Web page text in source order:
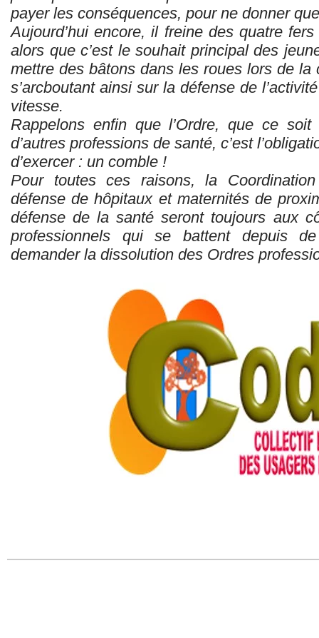
payer les conséquences, pour ne donner
Aujourd’hui encore, il freine des quatre
alors que c’est le souhait principal des
mettre des bâtons dans les roues lors de la
s’arcboutant ainsi sur la défense de
vitesse.
Rappelons enfin que l’Ordre, que ce
d’autres professions de santé, c’est
d’exercer : un comble !
Pour toutes ces raisons, la
défense de hôpitaux et maternités de
défense de la santé seront toujours aux
professionnels qui se battent depuis
demander la dissolution des Ordres